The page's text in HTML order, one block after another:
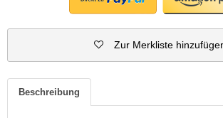
Zur Merkliste
Beschreibung